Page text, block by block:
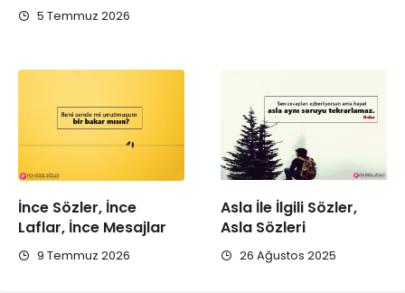
5 Temmuz 2026
İnce Sözler, İnce
Laflar, İnce Mesajlar
9 Temmuz 2026
Asla İle İlgili Sözler,
Asla Sözleri
26 Ağustos 2025